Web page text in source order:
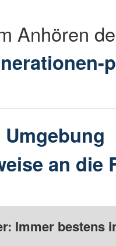
Anhören
an die
Immer bestens